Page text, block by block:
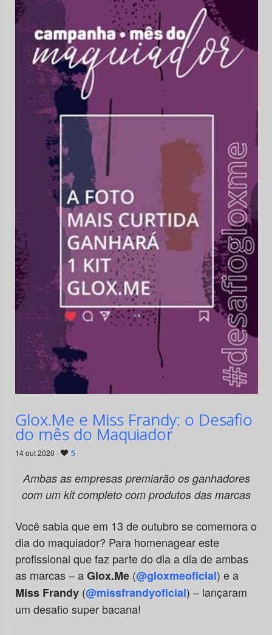
Glox.Me e Miss Frandy: o Desafio
do mês do Maquiador
14 out 2020 · 5
Ambas as empresas premiarão os ganhadores
com um kit completo com produtos das marcas
Você sabia que em 13 de outubro se comemora o
dia do maquiador? Para homenagear este
profissional que faz parte do dia a dia de ambas
as marcas – aGlox.Me (@gloxmeoficial) e a
Miss Frandy (@missfrandyoficial) – lançaram
um desafio super bacana!